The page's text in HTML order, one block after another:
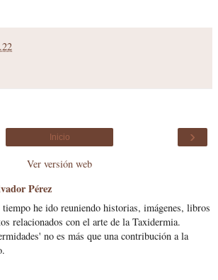
›
Inicio
Ver versión web
Pérez
he ido reuniendo historias, imágenes, libros
relacionados con el arte de la Taxidermia.
no es más que una contribución a la